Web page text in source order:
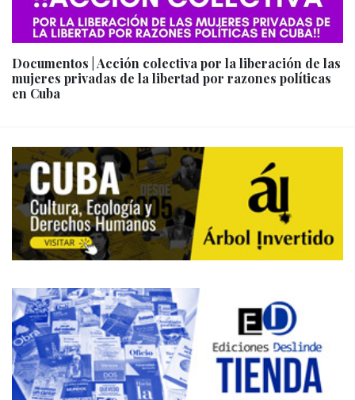
Documentos | Acción colectiva por la liberación de las
mujeres privadas de la libertad por razones políticas
en Cuba